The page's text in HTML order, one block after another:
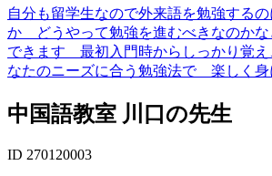
自分も留学生なので外来語を勉強する
か どうやって勉強を進むべきなのかな
できます 最初入門時からしっかり覚え
なたのニーズに合う勉強法で 楽しく身
中国語教室 川口の先生
ID 270120003